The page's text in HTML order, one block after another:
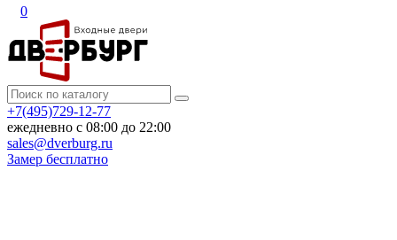
0
+7(495)729-12-77
ежедневно с 08:00 до 22:00
sales@dverburg.ru
Замер бесплатно